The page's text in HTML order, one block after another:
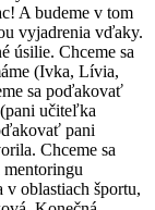
A budeme v tom
vyjadrenia vďaky.
úsilie. Chceme sa
(Ivka, Lívia,
sa poďakovať
učiteľka
pani
Chceme sa
v oblastiach športu,